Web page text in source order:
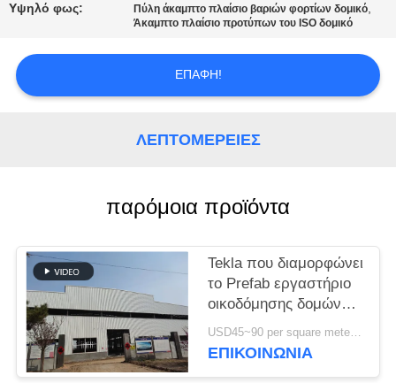
ΕΠΙΚΟΙΝΩΝΉΣΤΕ
ΜΑΖΊ
ΜΑΣ
SITEMAP
ΠΟΛΙΤΙΚΉ
ΑΠΟΡΡΉΤΟΥ
Υψηλό φως: Πύλη άκαμπτο πλαίσιο βαριών φορτίων δομικό,
Άκαμπτο πλαίσιο προτύπων του ISO δομικό
ΕΠΑΦΉ!
ΛΕΠΤΟΜΈΡΕΙΕΣ
παρόμοια προϊόντα
Tekla που διαμορφώνει
το Prefab εργαστήριο
οικοδόμησης δομών
μετάλλων υψηλής
αντοχής
USD45~90 per square meter MOQ:1000 τετραγωνικό μέτρο
ΕΠΙΚΟΙΝΩΝΙΑ